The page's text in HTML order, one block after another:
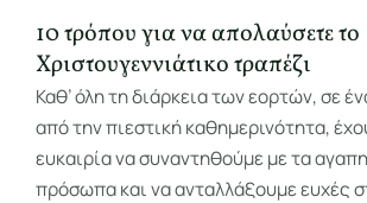
10 τρόπου για να απολαύσετε το
Χριστουγεννιάτικο τραπέζι
Καθ’ όλη τη διάρκεια των εορτών, σε
από την πιεστική καθημερινότητα,
ευκαιρία να συναντηθούμε με τα
πρόσωπα και να ανταλλάξουμε ευχές